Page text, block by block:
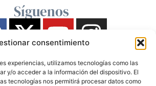
consentimiento
experiencias, utilizamos tecnologías como las
y/o acceder a la información del dispositivo. El
tecnologías nos permitirá procesar datos como
Síguenos